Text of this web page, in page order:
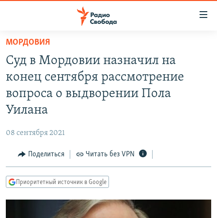
упрощенного
доступа
основному
содержанию
навигации
Вернутся
ПОДКАСТЫ
АВТОРСКИЕ ПРОЕКТЫ
ЦИТАТЫ СВОБОДЫ
КУЛЬТУРА
IDEL.РЕАЛИИ
КАВКАЗ.РЕАЛИИ
СИБИРЬ.РЕАЛИИ
МОРДОВИЯ
Суд в Мордовии назначил на
конец сентября рассмотрение
вопроса о выдворении Пола
Уилана
08 сентября 2021
Поделиться Читать без VPN
Приоритетный источник в Google